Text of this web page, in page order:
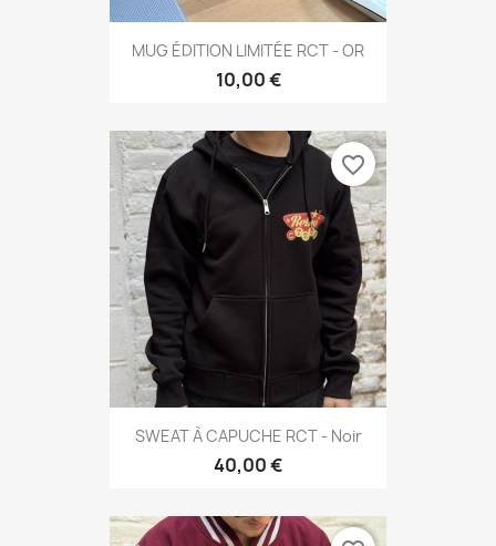
MUG ÉDITION LIMITÉE RCT - OR
10,00 €
SWEAT À CAPUCHE RCT - Noir
40,00 €
favorite_border